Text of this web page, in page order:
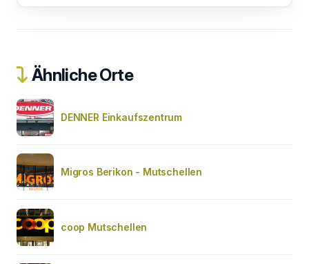
Ähnliche Orte
DENNER Einkaufszentrum
Migros Berikon - Mutschellen
coop Mutschellen